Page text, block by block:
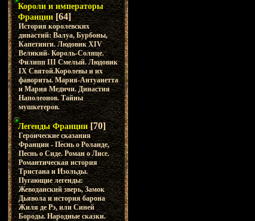
Короли и императоры
Франции [64]
История королевских
династий: Валуа, Бурбоны,
Капетинги. Людовик XIV
Великий- Король-Солнце.
Филипп III Смелый. Людовик
IX Святой.Королевы и их
фавориты. Мария-Антуанетта
и Мария Медичи. Династия
Наполеонов. Тайны
мушкетеров.
Легенды Франции [70]
Героические сказания
Франции - Песнь о Роланде,
Песнь о Сиде. Роман о Лисе.
Романтическая история
Тристана и Изольды.
Пугающие легенды:
Жеводанский зверь, Замок
Дьявола и история барона
Жиля де Рэ, или Синей
Бороды. Народные сказки.